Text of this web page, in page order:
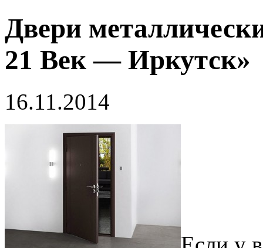
Двери
21 Век — Иркутск»
16.11.2014